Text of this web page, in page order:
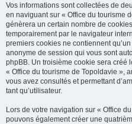
Vos informations sont collectées de
en naviguant sur « Office du tourisme
génèrera un certain nombre de
temporairement par le navigateur
premiers cookies ne contiennent
anonyme de session qui vous sont
phpBB. Un troisième cookie sera créé
« Office du tourisme de Topoldavie »,
vous avez consultés et permettant
tant qu’utilisateur.
Lors de votre navigation sur « Office
pouvons également créer une